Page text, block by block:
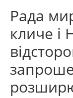
Рада
кличе і